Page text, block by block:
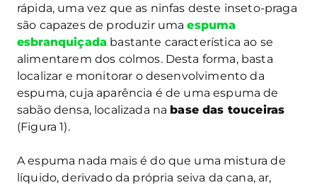
rápida, uma vez que as ninfas deste inseto-praga
são capazes de produzir umaespuma
esbranquiçada bastante característica ao se
alimentarem dos colmos. Desta forma, basta
localizar e monitorar o desenvolvimento da
espuma, cuja aparência é de uma espuma de
sabão densa, localizada na base das touceiras
(Figura 1).
A espuma nada mais é do que uma mistura de
líquido, derivado da própria seiva da cana, ar,